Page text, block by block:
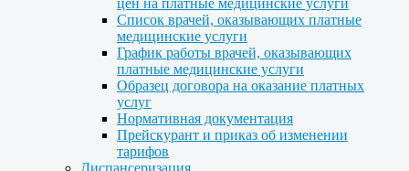
цен на платные медицинские услуги
Список врачей, оказывающих платные
медицинские услуги
График работы врачей, оказывающих
платные медицинские услуги
Образец договора на оказание платных
услуг
Нормативная документация
Прейскурант и приказ об изменении
тарифов
Диспансеризация